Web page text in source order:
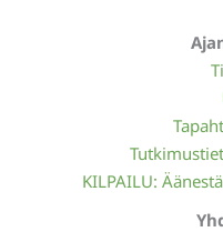
KILPAILU: